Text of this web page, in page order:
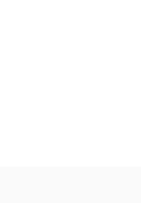
Pulsera